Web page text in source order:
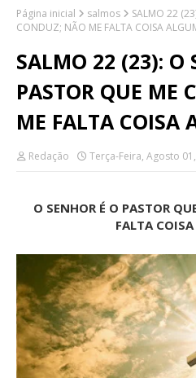
Página inicial salmos
SALMO 22
CONDUZ; NÃO ME FALTA COISA
SALMO 22 (23): O
PASTOR QUE ME
ME FALTA COISA
Redação Terça-Feira, Agosto
O SENHOR É O PASTOR
FALTA